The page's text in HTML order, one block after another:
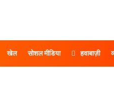
खेल सोशल मीडिया हवाबाज़ी